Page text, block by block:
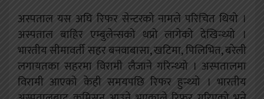
अस्पताल यस अघि रिफर सेन्टरको नामले परिचित थियो ।
अस्पताल बाहिर एम्बुलेन्सको थप्रो लागेको देखिन्थ्यो ।
भारतीय सीमावर्ती सहर बनवाबासा, खटिमा, पिलिभित, बरेली
लगायतका सहरमा विरामी लैजाने गरिन्थ्यो । अस्पतालमा
विरामी आएको केही समयपछि रिफर हुन्थ्यो । भारतीय